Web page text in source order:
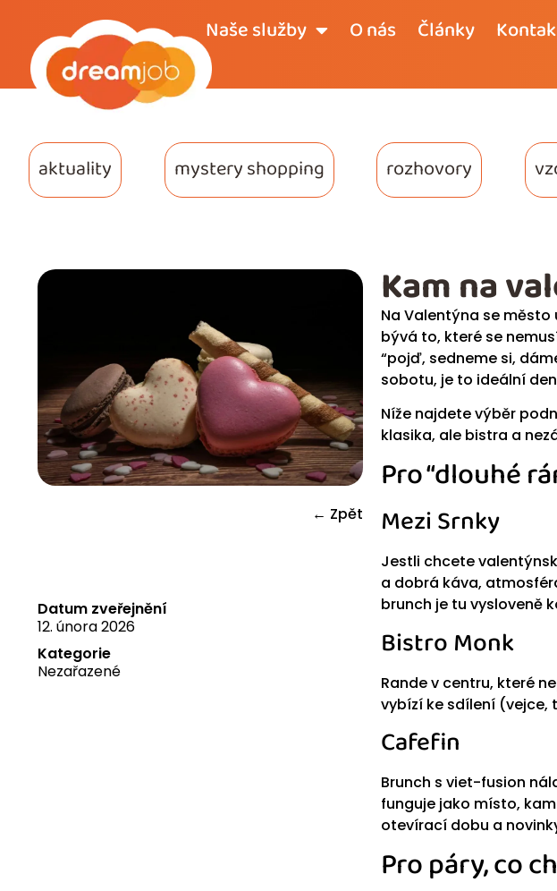
Naše služby O nás Články
aktuality mystery shopping rozhovory
← Zpět
Datum zveřejnění
12. února 2026
Kategorie
Nezařazené
Na Valentýna se město
bývá to, které se
“pojď, sedneme si,
sobotu, je to ideální
Níže najdete výběr
klasika, ale bistra a
Pro “dlouhé
Mezi Srnky
Jestli chcete
a dobrá káva,
brunch je tu vysloveně
Bistro Monk
Rande v centru, které
vybízí ke sdílení (vejce,
Cafefin
Brunch s viet-fusion
funguje jako místo,
otevírací dobu a
Pro páry, co
Kam na